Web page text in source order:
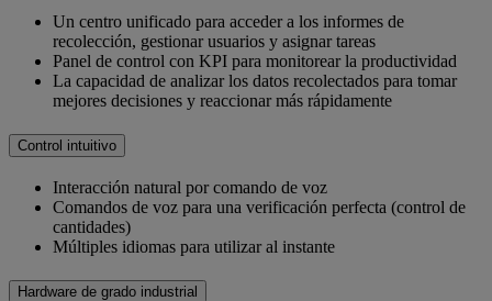
Un centro unificado para acceder a los informes de
recolección, gestionar usuarios y asignar tareas
Panel de control con KPI para monitorear la productividad
La capacidad de analizar los datos recolectados para tomar
mejores decisiones y reaccionar más rápidamente
Control intuitivo
Interacción natural por comando de voz
Comandos de voz para una verificación perfecta (control de
cantidades)
Múltiples idiomas para utilizar al instante
Hardware de grado industrial